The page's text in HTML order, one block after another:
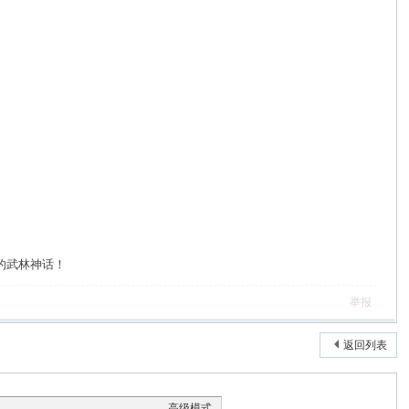
林神话！
举报
返回列表